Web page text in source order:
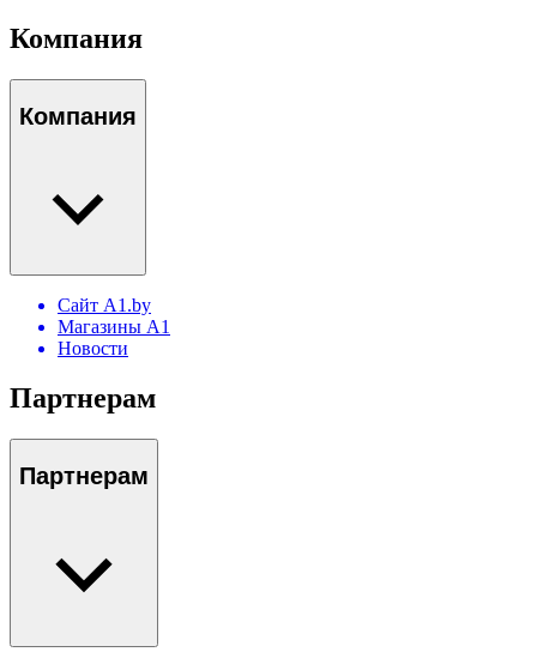
Компания
Компания
Сайт A1.by
Магазины А1
Новости
Партнерам
Партнерам